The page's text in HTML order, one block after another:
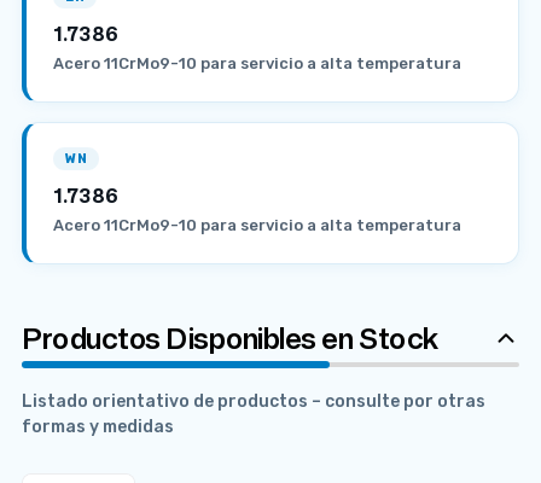
1.7386
Acero 11CrMo9-10 para servicio a alta temperatura
WN
1.7386
Acero 11CrMo9-10 para servicio a alta temperatura
Productos Disponibles en Stock
Listado orientativo de productos – consulte por otras
formas y medidas